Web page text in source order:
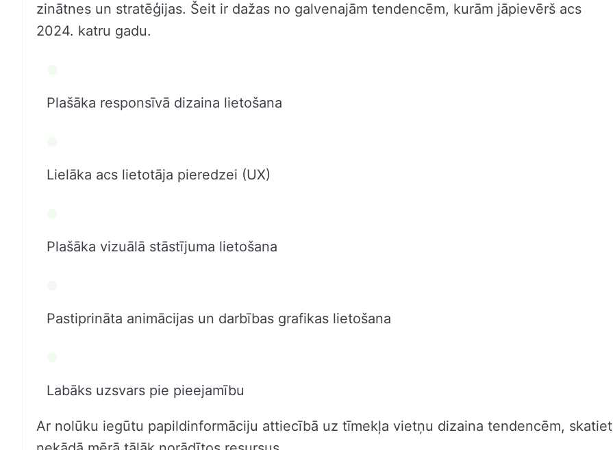
zinātnes un stratēģijas. Šeit ir dažas no galvenajām tendencēm, kurām jāpievērš acs
2024. katru gadu.
Plašāka responsīvā dizaina lietošana
Lielāka acs lietotāja pieredzei (UX)
Plašāka vizuālā stāstījuma lietošana
Pastiprināta animācijas un darbības grafikas lietošana
Labāks uzsvars pie pieejamību
Ar nolūku iegūtu papildinformāciju attiecībā uz tīmekļa vietņu dizaina tendencēm, skatiet